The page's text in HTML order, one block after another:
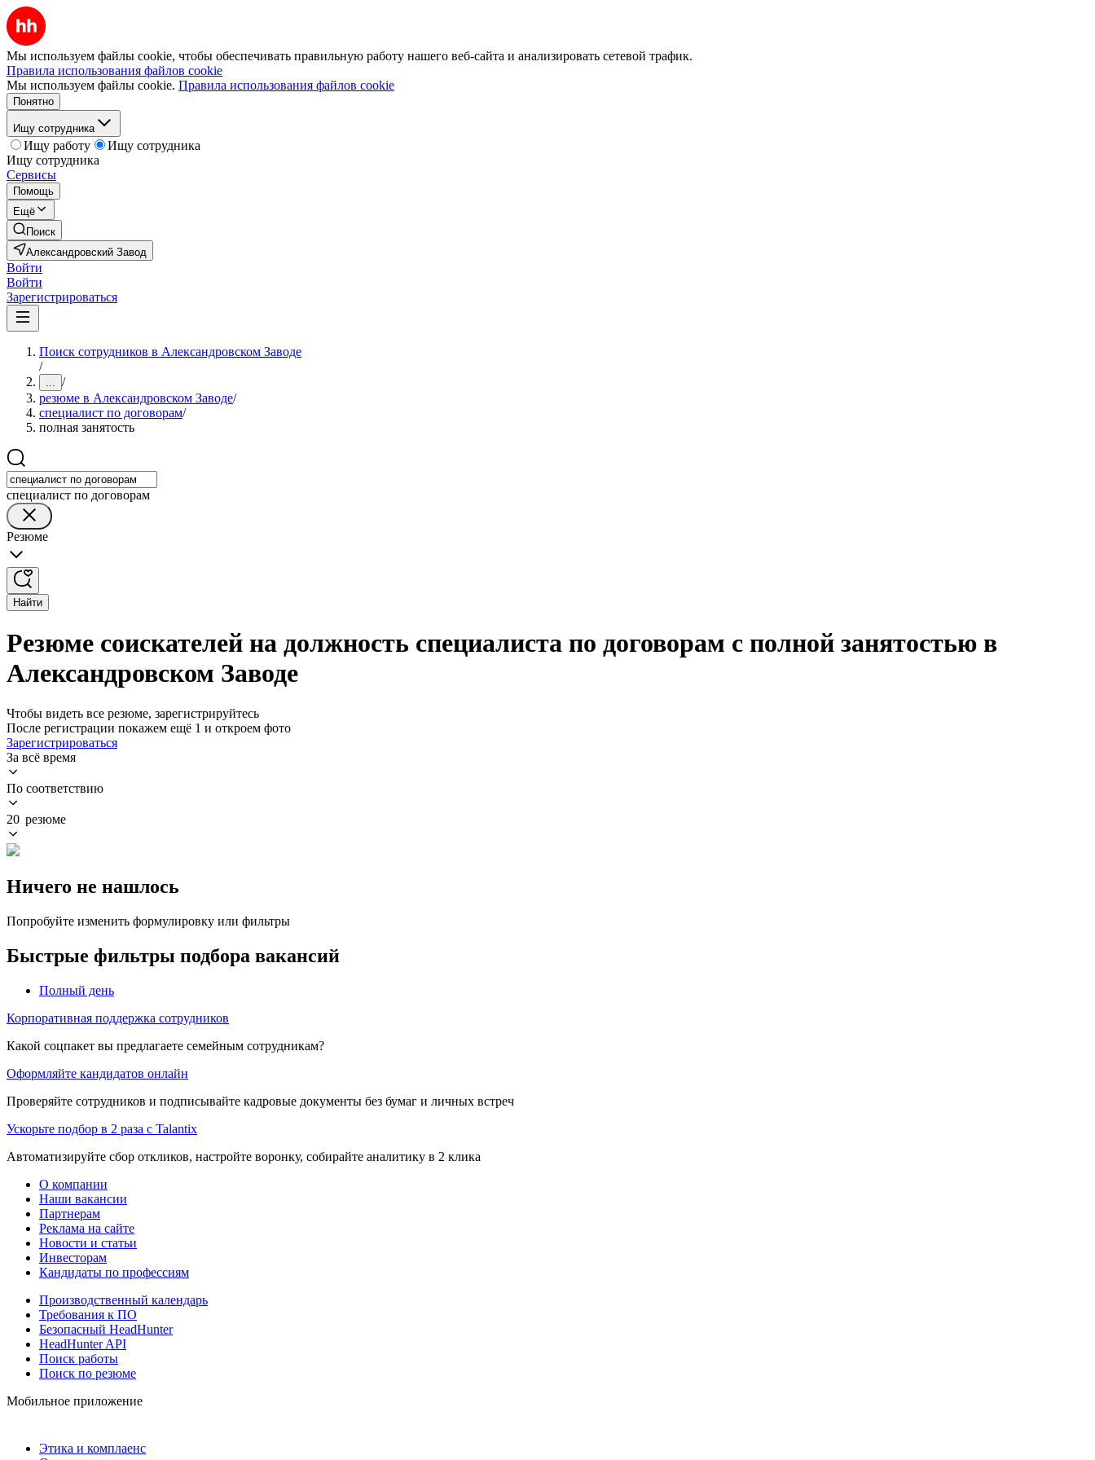
Мы используем файлы cookie, чтобы обеспечивать правильную работу нашего веб-сайта и анализировать сетевой трафик.
Правила использования файлов cookie
Мы используем файлы cookie. Правила использования файлов cookie
Понятно
Ищу сотрудника
Ищу работу
Ищу сотрудника
Ищу сотрудника
Сервисы
Помощь
Ещё
Поиск
Александровский Завод
Войти
Войти
Зарегистрироваться
Поиск сотрудников в Александровском Заводе
/
... /
резюме в Александровском Заводе/
специалист по договорам/
полная занятость
специалист по договорам
Резюме
Найти
Резюме соискателей на должность специалиста по договорам с полной занятостью в
Александровском Заводе
Чтобы видеть все резюме, зарегистрируйтесь
После регистрации покажем ещё 1 и откроем фото
Зарегистрироваться
За всё время
По соответствию
20 резюме
Ничего не нашлось
Попробуйте изменить формулировку или фильтры
Быстрые фильтры подбора вакансий
Полный день
Корпоративная поддержка сотрудников
Какой соцпакет вы предлагаете семейным сотрудникам?
Оформляйте кандидатов онлайн
Проверяйте сотрудников и подписывайте кадровые документы без бумаг и личных встреч
Ускорьте подбор в 2 раза с Talantix
Автоматизируйте сбор откликов, настройте воронку, собирайте аналитику в 2 клика
О компании
Наши вакансии
Партнерам
Реклама на сайте
Новости и статьи
Инвесторам
Кандидаты по профессиям
Производственный календарь
Требования к ПО
Безопасный HeadHunter
HeadHunter API
Поиск работы
Поиск по резюме
Мобильное приложение
Этика и комплаенс